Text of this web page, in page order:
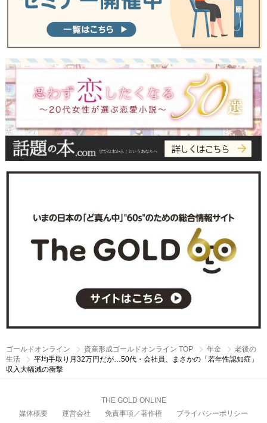
ゴールドオンライン 資産形成ゴールドオンライン TOP 年金
老後の
生活
平均手取り月32万円だが…50代・会社員、まさかの「若年性認知症」
収入大幅減の衝撃
THE GOLD ONLINE
媒体概要
運営会社 免責事項／著作権
プライバシーポリシー